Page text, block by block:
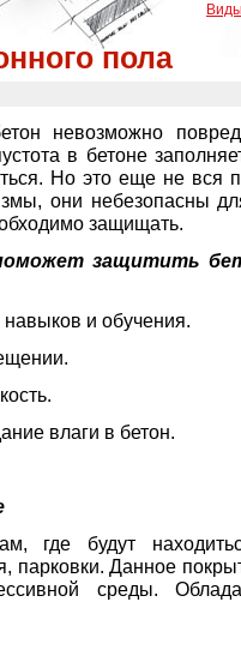
пола
невозможно
в бетоне
Но это еще не вся
они небезопасны
защищать.
защитить
и обучения.
влаги в бетон.
где будут
парковки. Данное
среды.